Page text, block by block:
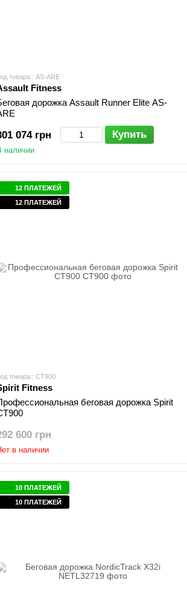
товара:: AS-ARE
Fitness
дорожка Assault Runner Elite AS-
074 грн Купить
наличии
12 ПЛАТЕЖЕЙ
12 ПЛАТЕЖЕЙ
товара:: CT900
Fitness
беговая дорожка Spirit
600 грн
в наличии
10 ПЛАТЕЖЕЙ
10 ПЛАТЕЖЕЙ